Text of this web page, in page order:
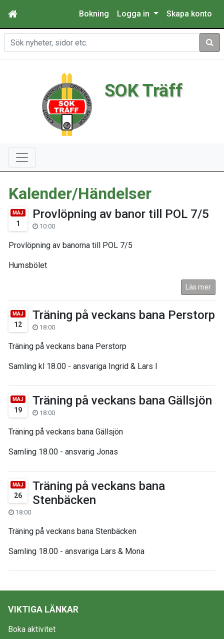
Bokning Logga in Skapa konto
Sök
SOK Träff
Kalender/Händelser
MAJ
1
Provlöpning av banor till POL 7/5
10:00
Provlöpning av banorna till POL 7/5
Humsbölet
Läs mer
MAJ
12
Träning på veckans bana Perstorp
18:00
Träning på veckans bana Perstorp
Samling kl 18.00 - ansvariga Ingrid & Lars I
MAJ
19
Träning på veckans bana Gällsjön
18:00
Träning på veckans bana Gällsjön
Samling 18.00 - ansvarig Jonas
MAJ
26
Träning på veckans bana
Stenbäcken
18:00
Träning på veckans bana Stenbäcken
Samling 18.00 - ansvariga Lars & Mona
VIKTIGA LÄNKAR
Boka aktivitet